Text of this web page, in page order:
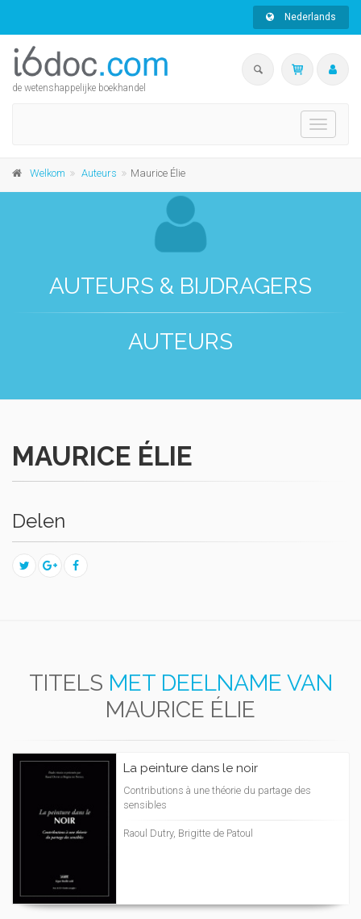
Nederlands
de wetenshappelijke boekhandel
Toggle
Welkom Auteurs Maurice Élie
AUTEURS & BIJDRAGERS
AUTEURS
MAURICE ÉLIE
Delen
TITELS MET DEELNAME VAN
MAURICE ÉLIE
La peinture dans le noir
Contributions à une théorie du partage des
sensibles
Raoul Dutry, Brigitte de Patoul